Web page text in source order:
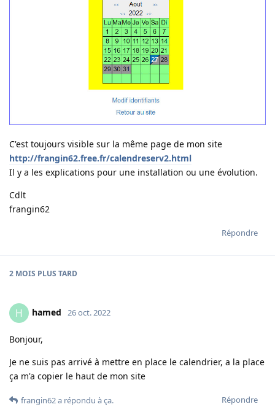
C'est toujours visible sur la même page de mon site
http://frangin62.free.fr/calendreserv2.html
Il y a les explications pour une installation ou une évolution.
Cdlt
frangin62
Répondre
2 MOIS PLUS TARD
H hamed 26 oct. 2022
Bonjour,
Je ne suis pas arrivé à mettre en place le calendrier, a la place
ça m'a copier le haut de mon site
Répondre
frangin62a répondu à ça.